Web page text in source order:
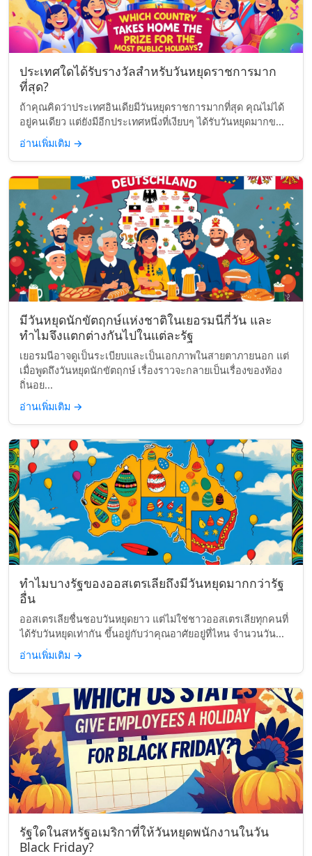
ประเทศใดได้รับรางวัลสำหรับวันหยุดราชการมาก
ที่สุด?
ถ้าคุณคิดว่าประเทศอินเดียมีวันหยุดราชการมากที่สุด คุณไม่ได้
อยู่คนเดียว แต่ยังมีอีกประเทศหนึ่งที่เงียบๆ ได้รับวันหยุดมากข...
อ่านเพิ่มเติม →
มีวันหยุดนักขัตฤกษ์แห่งชาติในเยอรมนีกี่วัน และ
ทำไมจึงแตกต่างกันไปในแต่ละรัฐ
เยอรมนีอาจดูเป็นระเบียบและเป็นเอกภาพในสายตาภายนอก แต่
เมื่อพูดถึงวันหยุดนักขัตฤกษ์ เรื่องราวจะกลายเป็นเรื่องของท้อง
ถิ่นอย...
อ่านเพิ่มเติม →
ทำไมบางรัฐของออสเตรเลียถึงมีวันหยุดมากกว่ารัฐ
อื่น
ออสเตรเลียชื่นชอบวันหยุดยาว แต่ไม่ใช่ชาวออสเตรเลียทุกคนที่
ได้รับวันหยุดเท่ากัน ขึ้นอยู่กับว่าคุณอาศัยอยู่ที่ไหน จำนวนวัน...
อ่านเพิ่มเติม →
รัฐใดในสหรัฐอเมริกาที่ให้วันหยุดพนักงานในวัน
Black Friday?